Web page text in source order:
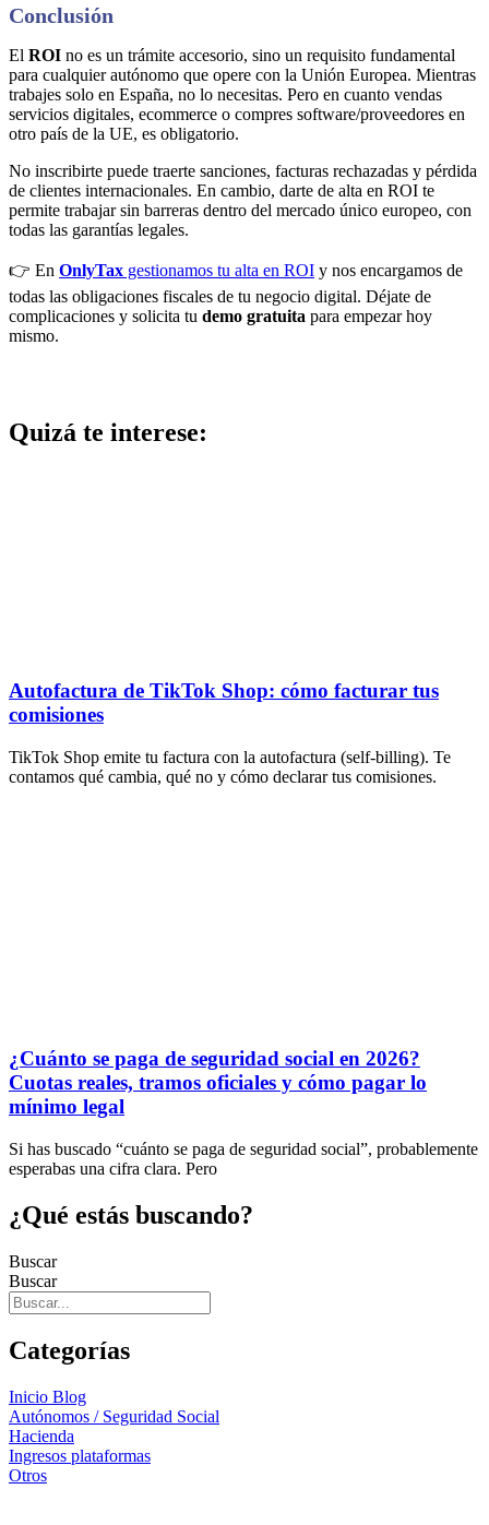
Conclusión
El ROI no es un trámite accesorio, sino un requisito fundamental
para cualquier autónomo que opere con la Unión Europea. Mientras
trabajes solo en España, no lo necesitas. Pero en cuanto vendas
servicios digitales, ecommerce o compres software/proveedores en
otro país de la UE, es obligatorio.
No inscribirte puede traerte sanciones, facturas rechazadas y pérdida
de clientes internacionales. En cambio, darte de alta en ROI te
permite trabajar sin barreras dentro del mercado único europeo, con
todas las garantías legales.
👉 En OnlyTax gestionamos tu alta en ROI y nos encargamos de
todas las obligaciones fiscales de tu negocio digital. Déjate de
complicaciones y solicita tu demo gratuita para empezar hoy
mismo.
Quizá te interese:
Autofactura de TikTok Shop: cómo facturar tus
comisiones
TikTok Shop emite tu factura con la autofactura (self-billing). Te
contamos qué cambia, qué no y cómo declarar tus comisiones.
¿Cuánto se paga de seguridad social en 2026?
Cuotas reales, tramos oficiales y cómo pagar lo
mínimo legal
Si has buscado “cuánto se paga de seguridad social”, probablemente
esperabas una cifra clara. Pero
¿Qué estás buscando?
Buscar
Buscar
Categorías
Inicio Blog
Autónomos / Seguridad Social
Hacienda
Ingresos plataformas
Otros